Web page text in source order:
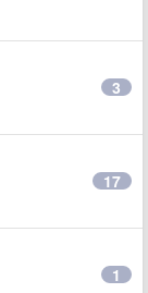
3
17
1